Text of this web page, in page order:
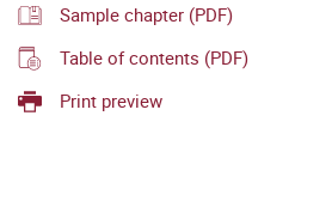
Sample chapter (PDF)
Table of contents (PDF)
Print preview